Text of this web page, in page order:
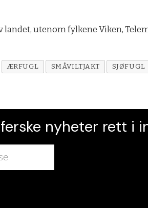
utenom fylkene Viken,
ÆRFUGL SMÅVILTJAKT SJØFUGL
ferske nyheter rett i